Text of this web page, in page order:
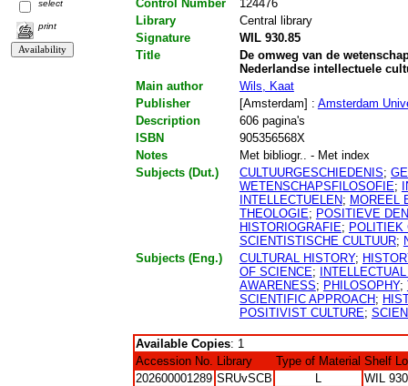
select
print
Control Number
124476
Library
Central library
Signature
WIL 930.85
Title
De omweg van de
Nederlandse intellectuele
Main author
Wils, Kaat
Publisher
[Amsterdam] : Amsterdam
Description
606 pagina's
ISBN
905356568X
Notes
Met bibliogr.. - Met index
Subjects (Dut.)
CULTUURGESCHIEDENIS;
WETENSCHAPSFILOSOFIE;
INTELLECTUELEN; MOREEL
THEOLOGIE; POSITIEVE
HISTORIOGRAFIE; POLITIEK
SCIENTISTISCHE CULTUUR;
Subjects (Eng.)
CULTURAL HISTORY;
OF SCIENCE;
AWARENESS; PHILOSOPHY;
SCIENTIFIC APPROACH;
POSITIVIST CULTURE;
Available Copies: 1
Accession No.
Library Type of Material Shelf
202600001289 SRUvSCB WIL